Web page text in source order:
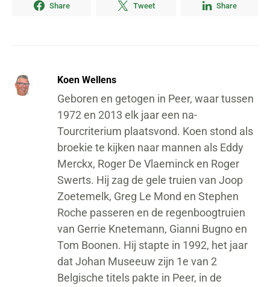
Share Tweet Share
Koen Wellens
Geboren en getogen in Peer, waar tussen
1972 en 2013 elk jaar een na-
Tourcriterium plaatsvond. Koen stond als
broekie te kijken naar mannen als Eddy
Merckx, Roger De Vlaeminck en Roger
Swerts. Hij zag de gele truien van Joop
Zoetemelk, Greg Le Mond en Stephen
Roche passeren en de regenboogtruien
van Gerrie Knetemann, Gianni Bugno en
Tom Boonen. Hij stapte in 1992, het jaar
dat Johan Museeuw zijn 1e van 2
Belgische titels pakte in Peer, in de